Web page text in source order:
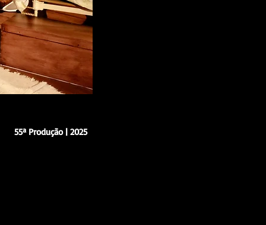
55ª Produção | 2025